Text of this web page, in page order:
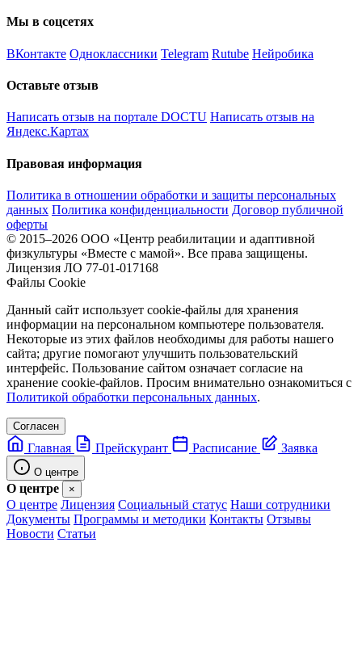
Мы в соцсетях
ВКонтакте Одноклассники Telegram Rutube Нейробика
Оставьте отзыв
Написать отзыв на портале DOCTU Написать отзыв на
Яндекс.Картах
Правовая информация
Политика в отношении обработки и защиты персональных
данных Политика конфиденциальности Договор публичной
оферты
© 2015–2026 ООО «Центр реабилитации и адаптивной
физкультуры «Вместе с мамой». Все права защищены.
Лицензия ЛО 77-01-017168
Файлы Cookie
Данный сайт использует cookie-файлы для хранения
информации на персональном компьютере пользователя.
Некоторые из этих файлов необходимы для работы нашего
сайта; другие помогают улучшить пользовательский
интерфейс. Пользование сайтом означает согласие на
хранение cookie-файлов. Просим внимательно ознакомиться с
Политикой обработки персональных данных.
Согласен
Главная Прейскурант Расписание Заявка
О центре
О центре ×
О центре Лицензия Социальный статус Наши сотрудники
Документы Программы и методики Контакты Отзывы
Новости Статьи